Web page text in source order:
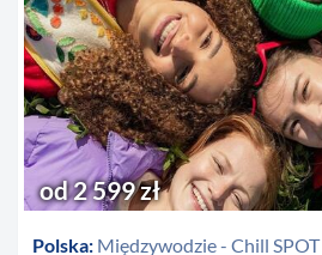
Polska: Międzywodzie - Chill SPOT
od 2 599 zł